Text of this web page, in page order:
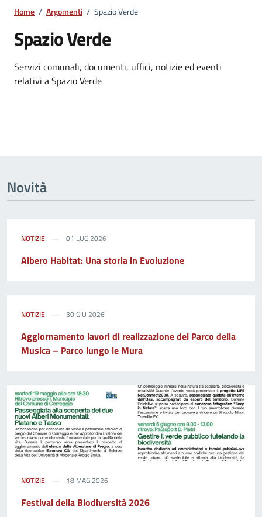
Home / Argomenti / Spazio Verde
Spazio Verde
Dettagli dell'argomento
Servizi comunali, documenti, uffici, notizie ed eventi
relativi a Spazio Verde
Novità
NOTIZIE 01 LUG 2026
Albero Habitat: Una storia in Evoluzione
NOTIZIE 30 GIU 2026
Aggiornamento lavori di realizzazione del Parco della
Musica – Parco lungo le Mura
NOTIZIE 18 MAG 2026
Festival della Biodiversità 2026